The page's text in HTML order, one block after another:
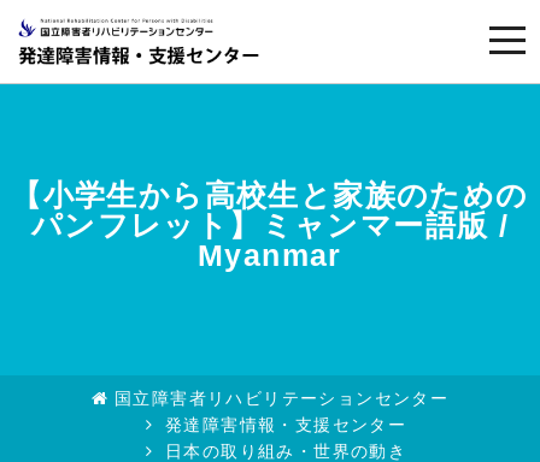
【小学生から高校生と家族のための
パンフレット】ミャンマー語版 /
Myanmar
国立障害者リハビリテーションセンター
発達障害情報・支援センター
日本の取り組み・世界の動き